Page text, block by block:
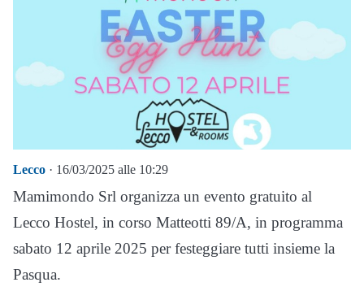
Lecco · 16/03/2025 alle 10:29
Mamimondo Srl organizza un evento gratuito al
Lecco Hostel, in corso Matteotti 89/A, in programma
sabato 12 aprile 2025 per festeggiare tutti insieme la
Pasqua.